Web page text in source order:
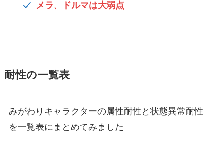
メラ、ドルマは大弱点
耐性の一覧表
みがわりキャラクターの属性耐性と状態異常耐性
を一覧表にまとめてみました